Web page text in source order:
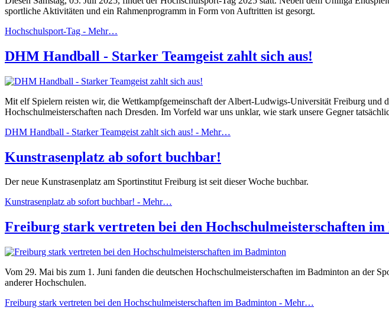
sportliche Aktivitäten und ein Rahmenprogramm in Form von Auftritten ist gesorgt.
Hochschulsport-Tag - Mehr…
DHM Handball - Starker Teamgeist zahlt sich aus!
Mit elf Spielern reisten wir, die Wettkampfgemeinschaft der Albert-Ludwigs-Universität Freiburg und
Hochschulmeisterschaften nach Dresden. Im Vorfeld war uns unklar, wie stark unsere Gegner
DHM Handball - Starker Teamgeist zahlt sich aus! - Mehr…
Kunstrasenplatz ab sofort buchbar!
Der neue Kunstrasenplatz am Sportinstitut Freiburg ist seit dieser Woche buchbar.
Kunstrasenplatz ab sofort buchbar! - Mehr…
Freiburg stark vertreten bei den Hochschulmeisterschaften
Vom 29. Mai bis zum 1. Juni fanden die deutschen Hochschulmeisterschaften im Badminton an der
anderer Hochschulen.
Freiburg stark vertreten bei den Hochschulmeisterschaften im Badminton - Mehr…